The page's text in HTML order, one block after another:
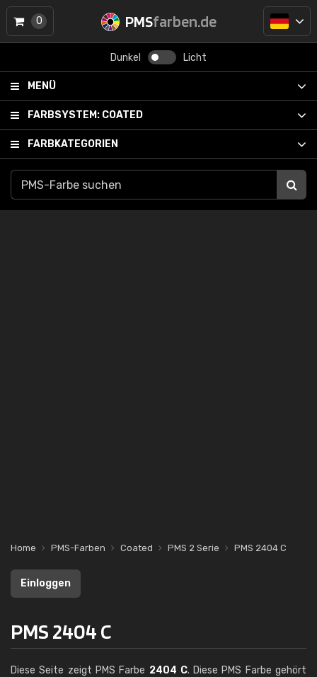
PMSfarben.de
Dunkel Licht
MENÜ
FARBSYSTEM: COATED
FARBKATEGORIEN
0
Home PMS-Farben Coated PMS 2 Serie PMS 2404 C
Einloggen
PMS 2404 C
Diese Seite zeigt PMS Farbe 2404 C. Diese PMS Farbe gehört